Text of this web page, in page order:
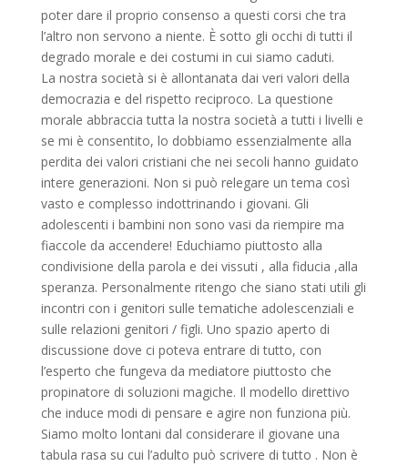
poter dare il proprio consenso a questi corsi che tra
l’altro non servono a niente. È sotto gli occhi di tutti il
degrado morale e dei costumi in cui siamo caduti.
La nostra società si è allontanata dai veri valori della
democrazia e del rispetto reciproco. La questione
morale abbraccia tutta la nostra società a tutti i livelli e
se mi è consentito, lo dobbiamo essenzialmente alla
perdita dei valori cristiani che nei secoli hanno guidato
intere generazioni. Non si può relegare un tema così
vasto e complesso indottrinando i giovani. Gli
adolescenti i bambini non sono vasi da riempire ma
fiaccole da accendere! Educhiamo piuttosto alla
condivisione della parola e dei vissuti , alla fiducia ,alla
speranza. Personalmente ritengo che siano stati utili gli
incontri con i genitori sulle tematiche adolescenziali e
sulle relazioni genitori / figli. Uno spazio aperto di
discussione dove ci poteva entrare di tutto, con
l’esperto che fungeva da mediatore piuttosto che
propinatore di soluzioni magiche. Il modello direttivo
che induce modi di pensare e agire non funziona più.
Siamo molto lontani dal considerare il giovane una
tabula rasa su cui l’adulto può scrivere di tutto . Non è